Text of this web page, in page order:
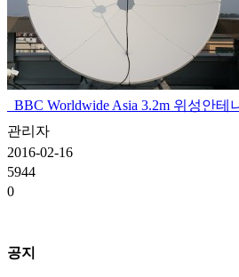
BBC Worldwide Asia 3.2m 위성안테
관리자
2016-02-16
5944
0
공지